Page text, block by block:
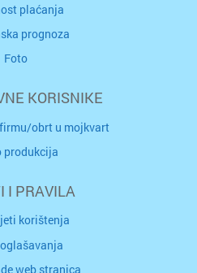
plaćanja
prognoza
Foto
KORISNIKE
obrt u mojkvart
produkcija
I PRAVILA
korištenja
web stranica